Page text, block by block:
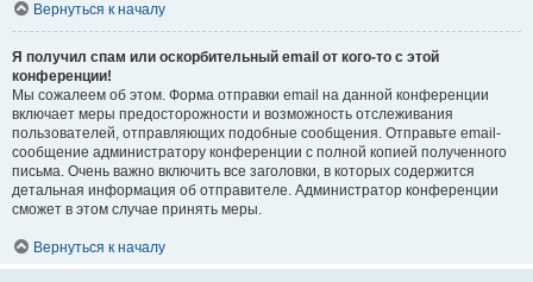
Вернуться к началу
Я получил спам или оскорбительный email от кого-то с этой
конференции!
Мы сожалеем об этом. Форма отправки email на данной конференции
включает меры предосторожности и возможность отслеживания
пользователей, отправляющих подобные сообщения. Отправьте email-
сообщение администратору конференции с полной копией полученного
письма. Очень важно включить все заголовки, в которых содержится
детальная информация об отправителе. Администратор конференции
сможет в этом случае принять меры.
Вернуться к началу